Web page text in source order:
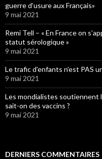
guerre d’usure aux Français»
9 mai 2021
Remi Tell – « En France on
statut sérologique »
9 mai 2021
Le trafic d’enfants n’est PAS
9 mai 2021
Les mondialistes soutiennent
sait-on des vaccins ?
9 mai 2021
DERNIERS COMMENTAIRES